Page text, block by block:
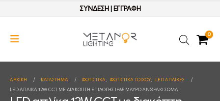
ΣΥΝΔΕΣΗ| ΕΓΓΡΑΦΗ
0
ΑΡΧΙΚΉ ΚΑΤΆΣΤΗΜΑ ΦΩΤΙΣΤΙΚΑ, ΦΩΤΙΣΤΙΚΑ ΤΟΙΧΟΥ,
LED ΑΠΛΙΚΕΣ
LED ΑΠΛΊΚΑ 12W CCT ΜΕ ΔΙΑΚΌΠΤΗ ΕΠΙΛΟΓΉΣ IP65 ΜΑΎΡΟ ΑΝΘΡΑΚΊ ΣΏΜΑ